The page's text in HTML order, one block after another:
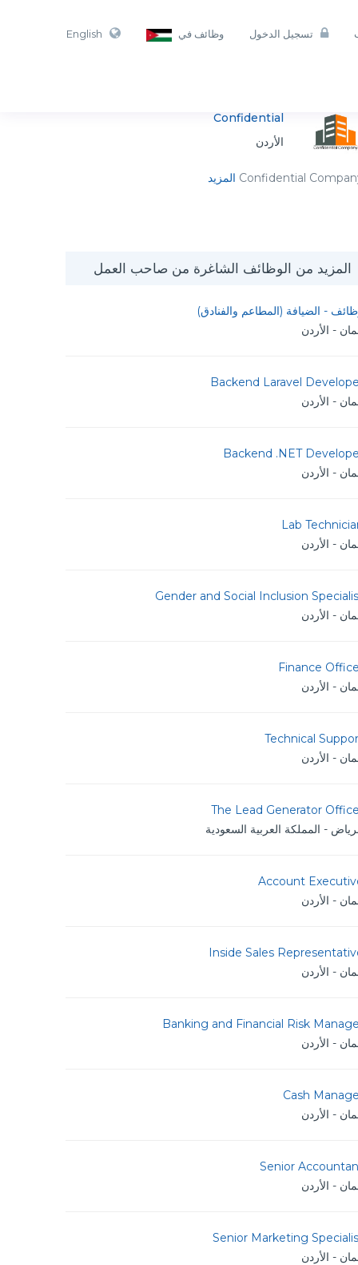
تسجيل الدخول وظائف في English
Confidential
الأردن
Confidential المزيد
المزيد من الوظائف الشاغرة من صاحب العمل
- الضيافة (المطاعم والفنادق)
- الأردن
Backend Laravel
- الأردن
Backend .NET
- الأردن
Lab
- الأردن
Gender and Social Inclusion
- الأردن
Finance
- الأردن
Technical
- الأردن
The Lead Generator
- المملكة العربية السعودية
Account
- الأردن
Inside Sales
- الأردن
Banking and Financial Risk
- الأردن
Cash
- الأردن
Senior
- الأردن
Senior Marketing
- الأردن